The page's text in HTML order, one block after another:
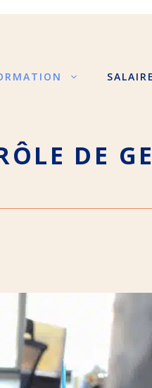
SALAIRE
DE